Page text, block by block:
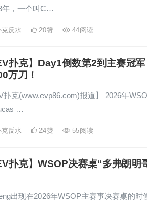
年，一个叫C…
克反水 20赞 44阅读
扑克】Day1倒数第2到主赛冠
万刀！
扑克(www.evp86.com)报道】 2026年
…
克反水 24赞 55阅读
扑克】WSOP决赛桌“多弗朗
出现在2026年WSOP主赛事决赛桌的